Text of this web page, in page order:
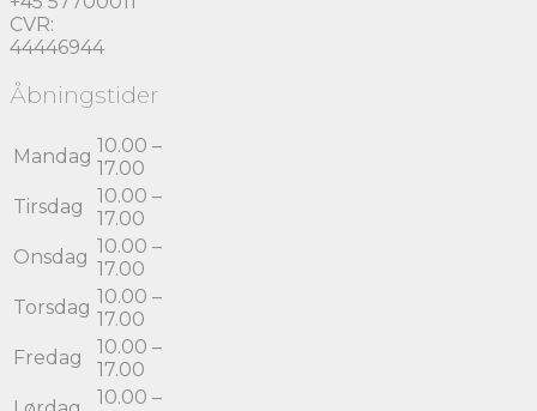
CVR:
44446944
Åbningstider
Mandag 10.00 –
17.00
Tirsdag
10.00 –
17.00
Onsdag 10.00 –
17.00
Torsdag 10.00 –
17.00
Fredag
10.00 –
17.00
10.00 –